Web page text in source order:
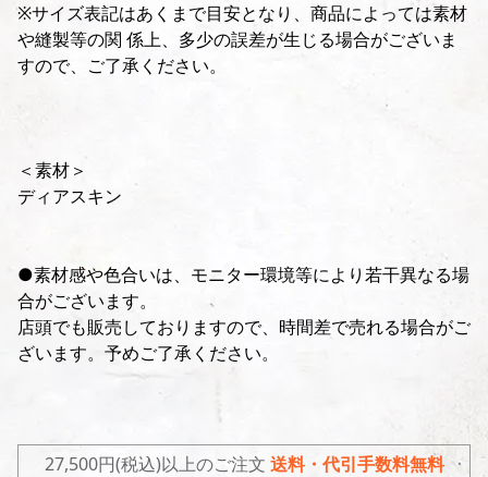
※サイズ表記はあくまで目安となり、商品によっては素材
や縫製等の関 係上、多少の誤差が生じる場合がございま
すので、ご了承ください。
＜素材＞
ディアスキン
●素材感や色合いは、モニター環境等により若干異なる場
合がございます。
店頭でも販売しておりますので、時間差で売れる場合がご
ざいます。予めご了承ください。
27,500円(税込)以上のご注文 送料・代引手数料無料